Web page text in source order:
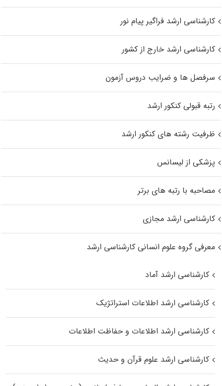
کارشناسی ارشد فراگیر پیام نور
کارشناسی ارشد خارج از کشور
سرفصل ها و ضرایب دروس آزمون
رتبه قبولی کنکور ارشد
ظرفیت رشته های کنکور ارشد
پزشکی از لیسانس
مصاحبه با رتبه های برتر
کارشناسی ارشد مجازی
معرفی گروه علوم انسانی کارشناسی ارشد
کارشناسی ارشد آماد
کارشناسی ارشد اطلاعات استراتژیک
کارشناسی ارشد اطلاعات و حفاظت اطلاعات
کارشناسی ارشد علوم قرآن و حدیث